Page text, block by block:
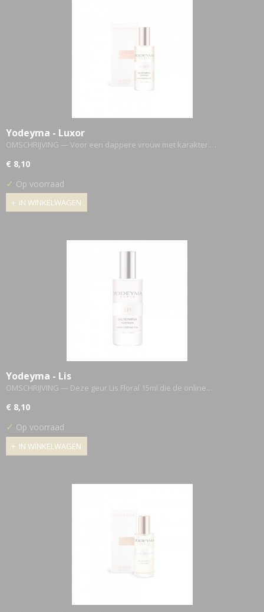
Yodeyma - Luxor
OMSCHRIJVING — Voor een dappere vrouw met karakter.…
€ 8,10
✓ Op voorraad
IN WINKELWAGEN
Yodeyma - Lis
OMSCHRIJVING — Deze geur Lis Floral 15ml die de online…
€ 8,10
✓ Op voorraad
IN WINKELWAGEN